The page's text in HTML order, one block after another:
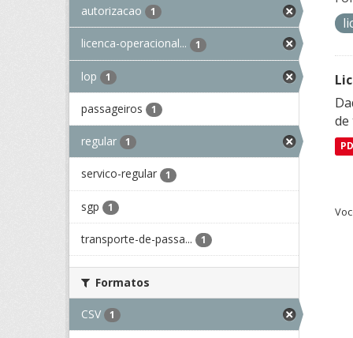
autorizacao 1
licenca-operacional... 1
lop 1
passageiros 1
regular 1
servico-regular 1
sgp 1
transporte-de-passa... 1
Formatos
CSV 1
de